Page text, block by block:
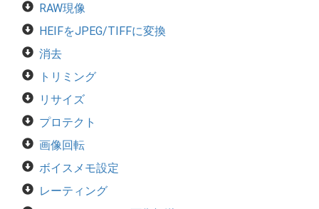
RAW現像
HEIFをJPEG/TIFFに変換
消去
トリミング
リサイズ
プロテクト
画像回転
ボイスメモ設定
レーティング